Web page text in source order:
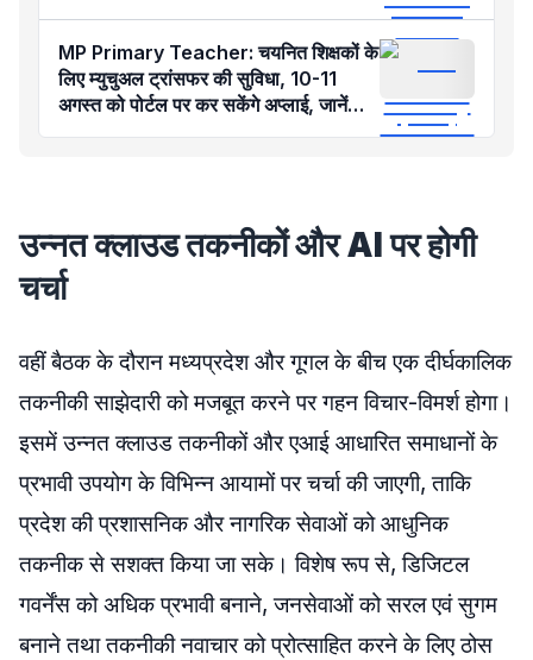
MP Primary Teacher: चयनित शिक्षकों के
लिए म्युचुअल ट्रांसफर की सुविधा, 10-11
अगस्त को पोर्टल पर कर सकेंगे अप्लाई, जानें
नियम-शर्तें
उन्नत क्लाउड तकनीकों और AI पर होगी
चर्चा
वहीं बैठक के दौरान मध्यप्रदेश और गूगल के बीच एक दीर्घकालिक
तकनीकी साझेदारी को मजबूत करने पर गहन विचार-विमर्श होगा।
इसमें उन्नत क्लाउड तकनीकों और एआई आधारित समाधानों के
प्रभावी उपयोग के विभिन्न आयामों पर चर्चा की जाएगी, ताकि
प्रदेश की प्रशासनिक और नागरिक सेवाओं को आधुनिक
तकनीक से सशक्त किया जा सके। विशेष रूप से, डिजिटल
गवर्नेंस को अधिक प्रभावी बनाने, जनसेवाओं को सरल एवं सुगम
बनाने तथा तकनीकी नवाचार को प्रोत्साहित करने के लिए ठोस